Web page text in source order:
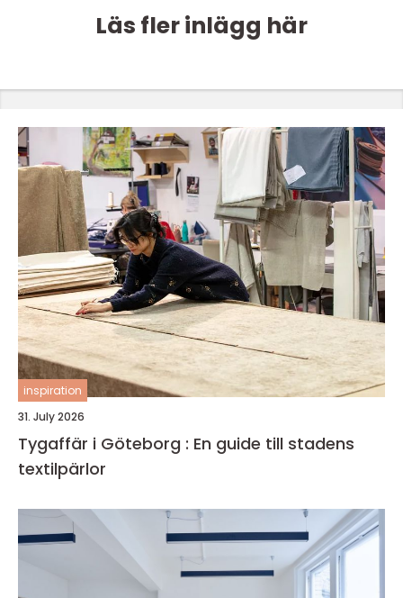
Läs fler inlägg här
inspiration
31. July 2026
Tygaffär i Göteborg : En guide till stadens
textilpärlor